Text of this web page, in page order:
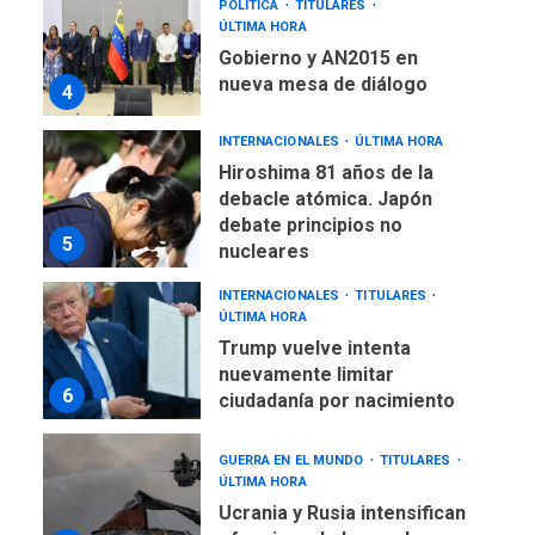
5
debacle atómica. Japón
debate principios no
nucleares
6
ÚLTIMA HORA
Trump vuelve intenta
nuevamente limitar
ciudadanía por nacimiento
7
GUERRA EN EL MUNDO
TITULARES
ÚLTIMA HORA
Ucrania y Rusia intensifican
ofensivas de largo alcance
Instalan carpas metálicas
como terminales